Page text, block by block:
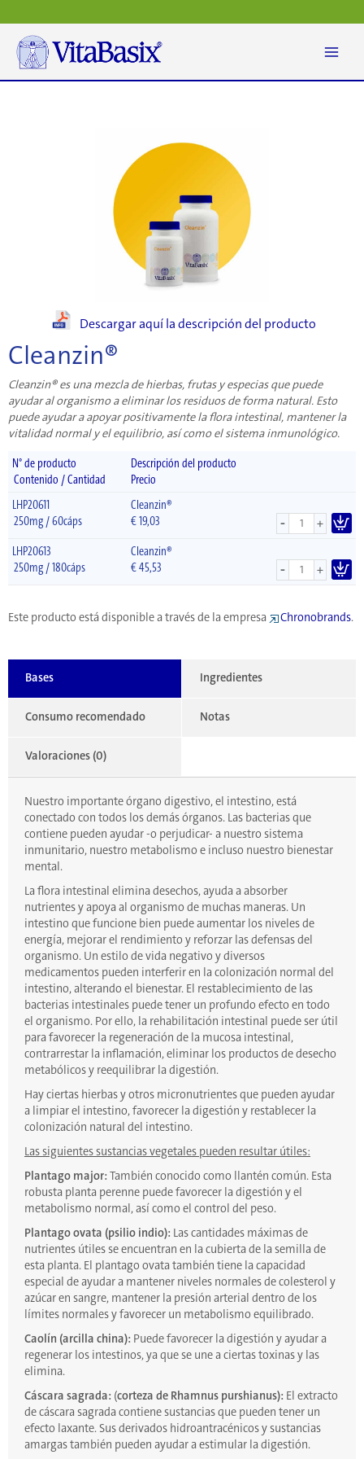
al
contenido
Descargar aquí la descripción del producto
Cleanzin®
Cleanzin® es una mezcla de hierbas, frutas y especias que puede
ayudar al organismo a eliminar los residuos de forma natural. Esto
puede ayudar a apoyar positivamente la flora intestinal, mantener la
vitalidad normal y el equilibrio, así como el sistema inmunológico.
N° de producto
Descripción del producto
Contenido / Cantidad
Precio
LHP20611
Cleanzin®
250mg / 60cáps
€19,03 - +
LHP20613
Cleanzin®
250mg / 180cáps
€45,53 - +
Este producto está disponible a través de la empresa Chronobrands.
Bases Ingredientes
Consumo recomendado Notas
Valoraciones (0)
Nuestro importante órgano digestivo, el intestino, está
conectado con todos los demás órganos. Las bacterias que
contiene pueden ayudar -o perjudicar- a nuestro sistema
inmunitario, nuestro metabolismo e incluso nuestro bienestar
mental.
La flora intestinal elimina desechos, ayuda a absorber
nutrientes y apoya al organismo de muchas maneras. Un
intestino que funcione bien puede aumentar los niveles de
energía, mejorar el rendimiento y reforzar las defensas del
organismo. Un estilo de vida negativo y diversos
medicamentos pueden interferir en la colonización normal del
intestino, alterando el bienestar. El restablecimiento de las
bacterias intestinales puede tener un profundo efecto en todo
el organismo. Por ello, la rehabilitación intestinal puede ser útil
para favorecer la regeneración de la mucosa intestinal,
contrarrestar la inflamación, eliminar los productos de desecho
metabólicos y reequilibrar la digestión.
Hay ciertas hierbas y otros micronutrientes que pueden ayudar
a limpiar el intestino, favorecer la digestión y restablecer la
colonización natural del intestino.
Las siguientes sustancias vegetales pueden resultar útiles:
Plantago major: También conocido como llantén común. Esta
robusta planta perenne puede favorecer la digestión y el
metabolismo normal, así como el control del peso.
Plantago ovata (psilio indio): Las cantidades máximas de
nutrientes útiles se encuentran en la cubierta de la semilla de
esta planta. El plantago ovata también tiene la capacidad
especial de ayudar a mantener niveles normales de colesterol y
azúcar en sangre, mantener la presión arterial dentro de los
límites normales y favorecer un metabolismo equilibrado.
Caolín (arcilla china): Puede favorecer la digestión y ayudar a
regenerar los intestinos, ya que se une a ciertas toxinas y las
elimina.
Cáscara sagrada: (corteza de Rhamnus purshianus): El extracto
de cáscara sagrada contiene sustancias que pueden tener un
efecto laxante. Sus derivados hidroantracénicos y sustancias
amargas también pueden ayudar a estimular la digestión.